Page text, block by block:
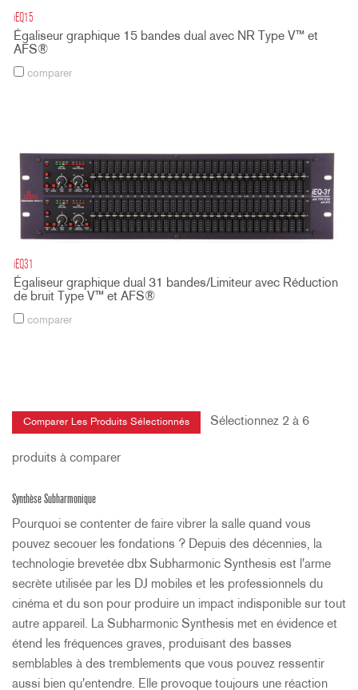
iEQ15
Égaliseur graphique 15 bandes dual avec NR Type V™ et
AFS®
comparer
iEQ31
Égaliseur graphique dual 31 bandes/Limiteur avec Réduction
de bruit Type V™ et AFS®
comparer
Sélectionnez 2 à 6
produits à comparer
Synthèse Subharmonique
Pourquoi se contenter de faire vibrer la salle quand vous
pouvez secouer les fondations ? Depuis des décennies, la
technologie brevetée dbx Subharmonic Synthesis est l'arme
secrète utilisée par les DJ mobiles et les professionnels du
cinéma et du son pour produire un impact indisponible sur tout
autre appareil. La Subharmonic Synthesis met en évidence et
étend les fréquences graves, produisant des basses
semblables à des tremblements que vous pouvez ressentir
aussi bien qu'entendre. Elle provoque toujours une réaction